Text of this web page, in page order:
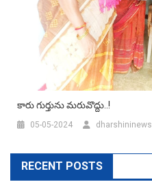
కారు గుర్తును మరువొద్దు..!
05-05-2024 dharshininews
RECENT POSTS